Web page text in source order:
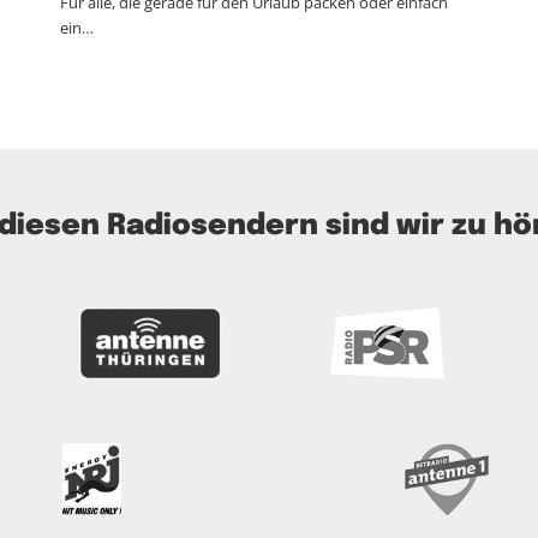
ein…
Radiosendern sind wir zu